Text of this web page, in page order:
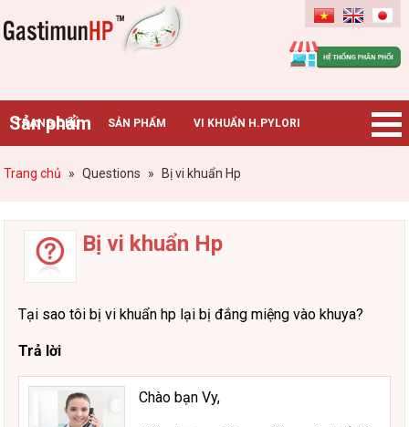
Gastimunhp
Sản phẩm
TRANG CHỦ SẢN PHẨM VI KHUẨN H.PYLORI
BỆNH DẠ DÀY TIN TỨC – SỰ KIỆN
Trang chủ » Questions » Bị vi khuẩn Hp
Bị vi khuẩn Hp
Tại sao tôi bị vi khuẩn hp lại bị đắng miệng vào khuya?
Trả lời
Chào bạn Vy,